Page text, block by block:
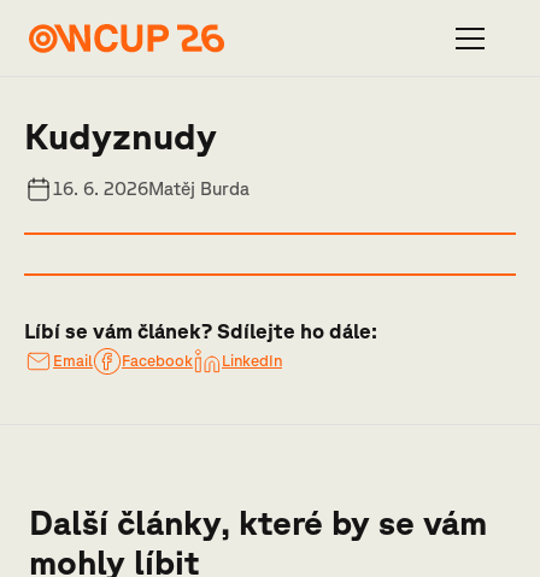
Kudyznudy
16. 6. 2026Matěj Burda
Líbí se vám článek? Sdílejte ho dále:
Email Facebook LinkedIn
Další články, které by se vám
mohly líbit